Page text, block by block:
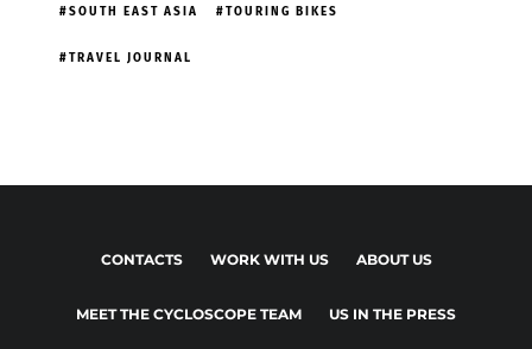
SOUTH EAST ASIA TOURING BIKES
TRAVEL JOURNAL
CONTACTS WORK WITH US ABOUT US
MEET THE CYCLOSCOPE TEAM US IN THE PRESS